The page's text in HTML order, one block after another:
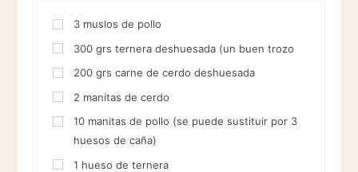
3 muslos de pollo
300 grs ternera deshuesada (un buen trozo
200 grs carne de cerdo deshuesada
2 manitas de cerdo
10 manitas de pollo (se puede sustituir por 3
huesos de caña)
1 hueso de ternera